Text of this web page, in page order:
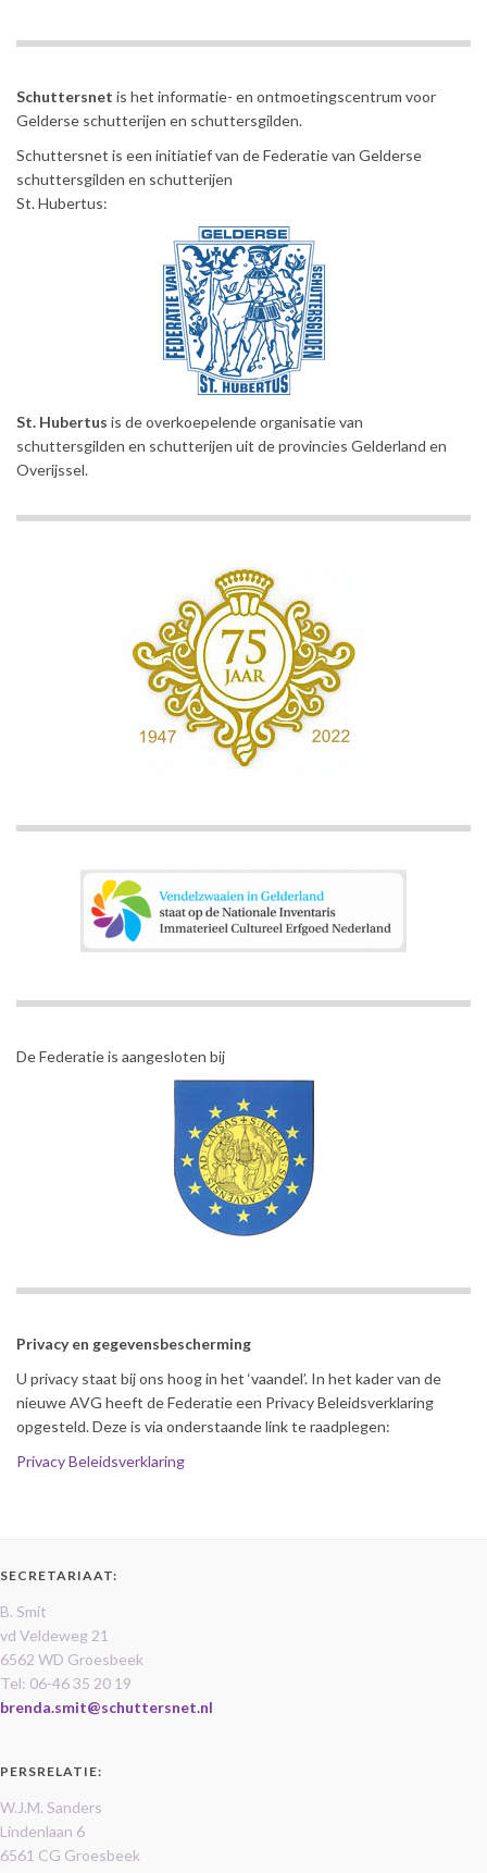
Schuttersnet is het informatie- en ontmoetingscentrum voor
Gelderse schutterijen en schuttersgilden.
Schuttersnet is een initiatief van de Federatie van Gelderse
schuttersgilden en schutterijen
St. Hubertus:
St. Hubertus is de overkoepelende organisatie van
schuttersgilden en schutterijen uit de provincies Gelderland en
Overijssel.
De Federatie is aangesloten bij
Privacy en gegevensbescherming
U privacy staat bij ons hoog in het ‘vaandel’. In het kader van de
nieuwe AVG heeft de Federatie een Privacy Beleidsverklaring
opgesteld. Deze is via onderstaande link te raadplegen:
Privacy Beleidsverklaring
SECRETARIAAT:
B. Smit
vd Veldeweg 21
6562 WD Groesbeek
Tel: 06-46 35 20 19
brenda.smit@schuttersnet.nl
PERSRELATIE:
W.J.M. Sanders
Lindenlaan 6
6561 CG Groesbeek